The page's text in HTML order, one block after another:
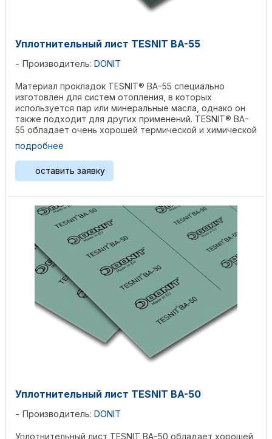
Уплотнительный лист TESNIT BA-55
Производитель: DONIT
Материал прокладок TESNIT® BA-55 специально
изготовлен для систем отопления, в которых
используется пар или минеральные масла, однако он
также подходит для других применений. TESNIT® BA-
55 обладает очень хорошей термической и химической
стойкостью. ...
подробнее
оставить заявку
Уплотнительный лист TESNIT BA-50
Производитель: DONIT
Уплотнительный лист TESNIT BA-50 обладает хорошей